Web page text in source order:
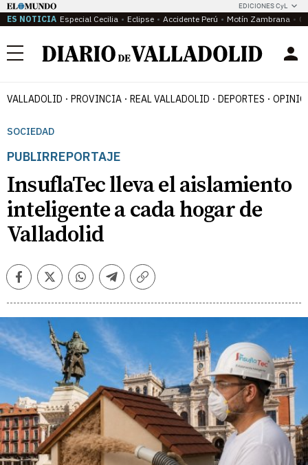
EDICIONES CyL
ES NOTICIA Especial Cecilia Eclipse Accidente Perú Motín Zambrana
Menú
VALLADOLID PROVINCIA REAL VALLADOLID DEPORTES
SOCIEDAD
PUBLIRREPORTAJE
InsuflaTec lleva el aislamiento
inteligente a cada hogar de
Valladolid
FacebookTwitterWhatsappTelegramCopiar